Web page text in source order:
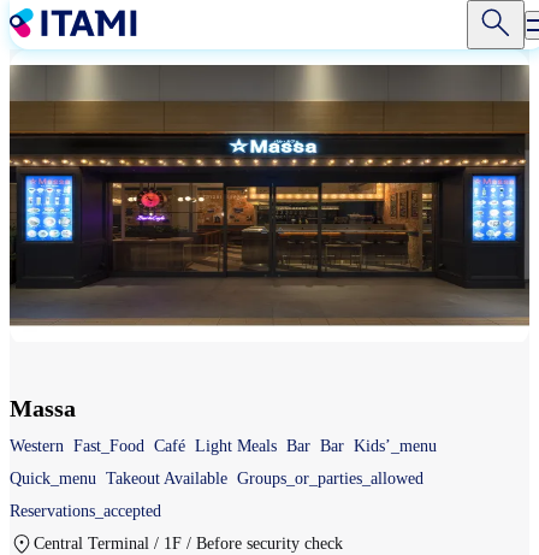
Skip
to
main
Massa
Western Fast_Food Café Light Meals Bar Bar Kids’_menu
Quick_menu Takeout Available Groups_or_parties_allowed
Reservations_accepted
Central Terminal / 1F / Before security check